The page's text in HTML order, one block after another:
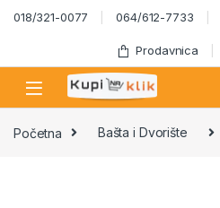
Skip to navigation
Skip to content
018/321-0077 064/612-7733
Prodavnica
Početna Bašta i Dvorište